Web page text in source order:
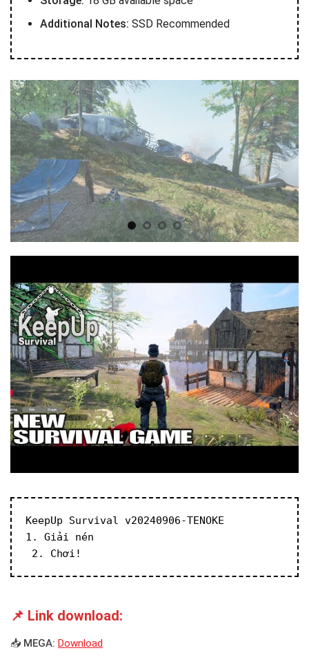
Additional Notes: SSD Recommended
KeepUp Survival v20240906-TENOKE
1. Giải nén
2. Chơi!
📌 Link download:
📥 MEGA: Download